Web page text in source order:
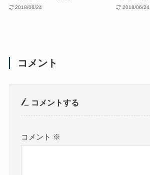
2018/06/24 2018/06/24
コメント
コメントする
コメント ※